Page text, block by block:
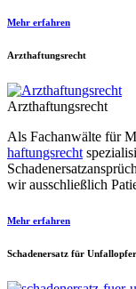
Mehr erfahren
Arzthaftungsrecht
Arzthaftungsrecht
Als Fachanwälte für
haftungsrecht
wir ausschließlich
Mehr erfahren
Schadenersatz für Unfallopfer